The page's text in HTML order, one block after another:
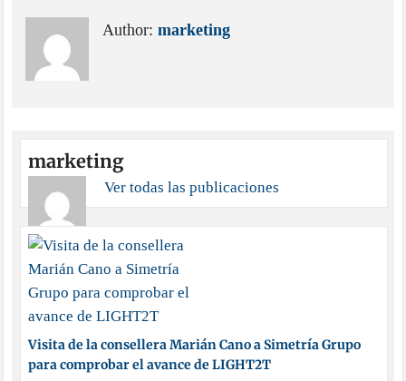
Author:marketing
marketing
Ver todas las publicaciones
Visita de la consellera Marián Cano a Simetría Grupo
para comprobar el avance de LIGHT2T